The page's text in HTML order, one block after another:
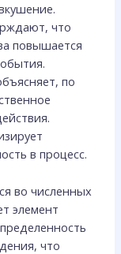
что
повышается
по
в процесс.
во численных
элемент
что